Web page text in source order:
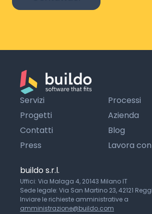
Servizi
Processi
Progetti
Azienda
Contatti
Blog
Press
Lavora
buildo s.r.l.
Uffici: Via Malaga 4, 20143 Milano IT
Sede legale: Via San Martino 23, 42121
Inviare le richieste amministrative a
amministrazione@buildo.com